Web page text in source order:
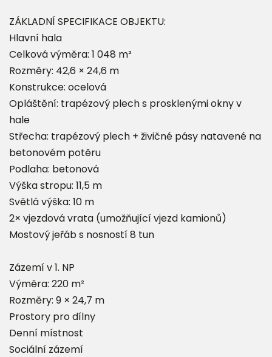
ZÁKLADNÍ SPECIFIKACE OBJEKTU:
Hlavní hala
Celková výměra: 1 048 m²
Rozměry: 42,6 × 24,6 m
Konstrukce: ocelová
Opláštění: trapézový plech s prosklenými okny v
hale
Střecha: trapézový plech + živičné pásy natavené na
betonovém potěru
Podlaha: betonová
Výška stropu: 11,5 m
Světlá výška: 10 m
2× vjezdová vrata (umožňující vjezd kamionů)
Mostový jeřáb s nosností 8 tun
Zázemí v 1. NP
Výměra: 220 m²
Rozměry: 9 × 24,7 m
Prostory pro dílny
Denní místnost
Sociální zázemí